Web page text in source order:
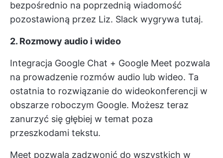
bezpośrednio na poprzednią wiadomość
pozostawioną przez Liz. Slack wygrywa tutaj.
2. Rozmowy audio i wideo
Integracja Google Chat + Google Meet pozwala
na prowadzenie rozmów audio lub wideo. Ta
ostatnia to rozwiązanie do wideokonferencji w
obszarze roboczym Google. Możesz teraz
zanurzyć się głębiej w temat poza
przeszkodami tekstu.
Meet pozwala zadzwonić do wszystkich w